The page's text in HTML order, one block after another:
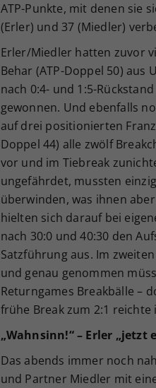
ATP-Punkte, mit denen sie
(Erler) und 37 (Miedler)
Erler/Miedler hatten zuvor
Behar (ATP-Doppel 50) aus
nach 0:4- und 1:5-
gewonnen. Und ebenfalls
auf drei positionierten
Doppel 44) alle zwölf
vor und im Tiebreak
ungefährdet, mussten
überwinden, was ihnen
hielten sich darauf bei
nach 30:0 und 40:30 den
Satzführung aus. Im
und genau genommen
Returngames Breakbälle –
frühe Break zum 2:1
„Wahnsinn!“ – Erler „jetzt
Das abends immer noch
und Partner Miedler mit